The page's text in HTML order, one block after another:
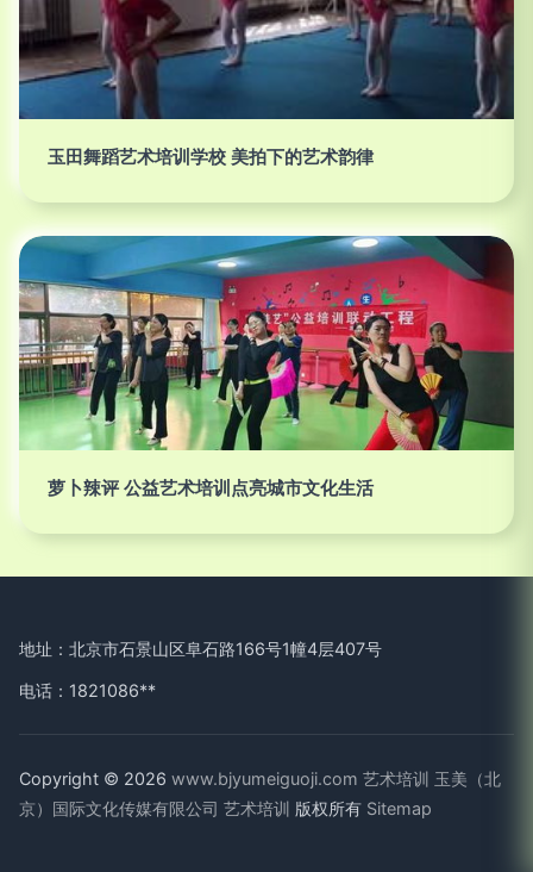
玉田舞蹈艺术培训学校 美拍下的艺术韵律
萝卜辣评 公益艺术培训点亮城市文化生活
地址：北京市石景山区阜石路166号1幢4层407号
电话：1821086**
Copyright © 2026 www.bjyumeiguoji.com 艺术培训 玉美（北
京）国际文化传媒有限公司 艺术培训 版权所有 Sitemap